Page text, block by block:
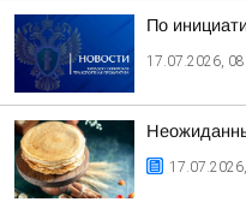
По
17.07.2026,